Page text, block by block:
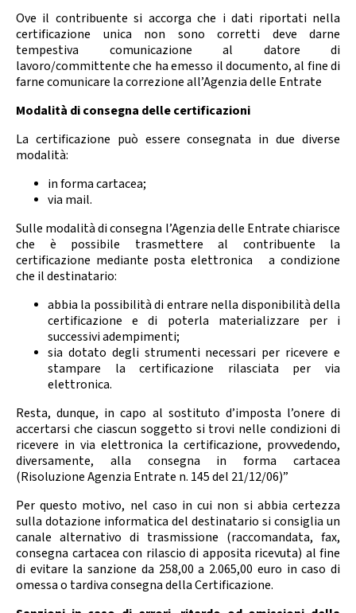
Ove il contribuente si accorga che i dati riportati nella
certificazione unica non sono corretti deve darne
tempestiva comunicazione al datore di
lavoro/committente che ha emesso il documento, al fine di
farne comunicare la correzione all’Agenzia delle Entrate
Modalità di consegna delle certificazioni
La certificazione può essere consegnata in due diverse
modalità:
in forma cartacea;
via mail.
Sulle modalità di consegna l’Agenzia delle Entrate chiarisce
che è possibile trasmettere al contribuente la
certificazione mediante posta elettronica a condizione
che il destinatario:
abbia la possibilità di entrare nella disponibilità della
certificazione e di poterla materializzare per i
successivi adempimenti;
sia dotato degli strumenti necessari per ricevere e
stampare la certificazione rilasciata per via
elettronica.
Resta, dunque, in capo al sostituto d’imposta l’onere di
accertarsi che ciascun soggetto si trovi nelle condizioni di
ricevere in via elettronica la certificazione, provvedendo,
diversamente, alla consegna in forma cartacea
(Risoluzione Agenzia Entrate n. 145 del 21/12/06)”
Per questo motivo, nel caso in cui non si abbia certezza
sulla dotazione informatica del destinatario si consiglia un
canale alternativo di trasmissione (raccomandata, fax,
consegna cartacea con rilascio di apposita ricevuta) al fine
di evitare la sanzione da 258,00 a 2.065,00 euro in caso di
omessa o tardiva consegna della Certificazione.